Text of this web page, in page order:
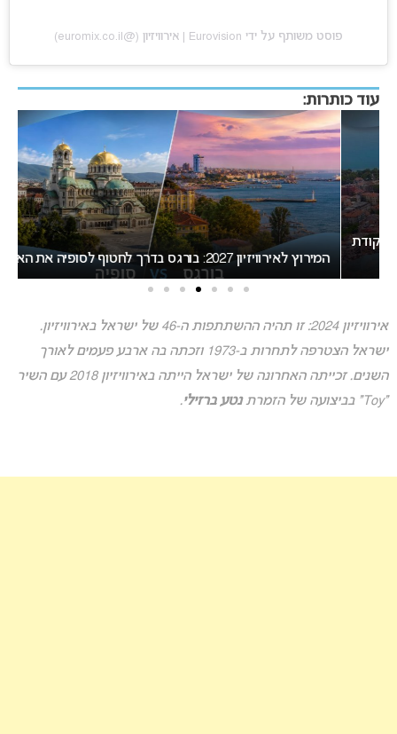
פוסט משותף על ידי ‏‎Eurovision | אירוויזיון‎‏ (@‏‎euromix.co.il‎‏)
עוד כותרות:
המירוץ לאירוויזיון 2027: בורגס בדרך לחטוף לסופיה את האירוח
אירוויזיון 2024: זו תהיה ההשתתפות ה-46 של ישראל באירוויזיון.
ישראל הצטרפה לתחרות ב-1973 וזכתה בה ארבע פעמים לאורך
השנים. זכייתה האחרונה של ישראל הייתה באירוויזיון 2018 עם השיר
“Toy” בביצועה של הזמרת
נטע ברזילי.